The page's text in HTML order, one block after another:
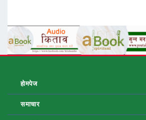
होमपेज
समाचार